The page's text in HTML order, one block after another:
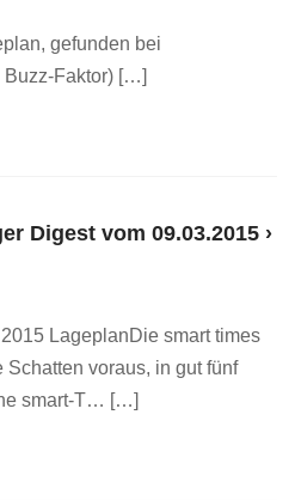
gefunden bei
Buzz-Faktor) […]
Digest vom 09.03.2015 ›
LageplanDie smart times
voraus, in gut fünf
smart-T… […]